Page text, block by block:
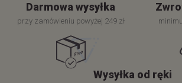
Darmowa wysyłka
przy zamówieniu powyżej 249 zł
Wysyłka od ręki